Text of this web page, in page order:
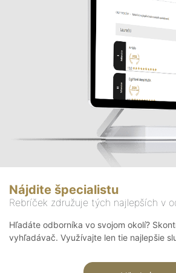
Nájdite špecialistu
Rebríček združuje tých najlepších v
Hľadáte odborníka vo svojom okolí?
vyhľadávač. Využívajte len tie najlepšie